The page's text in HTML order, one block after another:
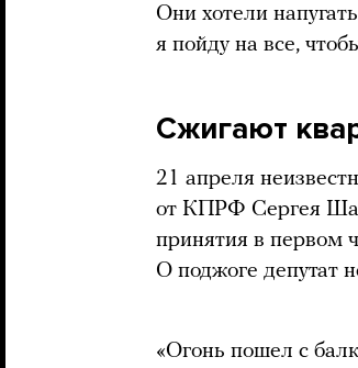
Они хотели
я пойду на все,
Сжигают
21 апреля
от КПРФ Сергея
принятия в первом
О поджоге депутат
«Огонь пошел с